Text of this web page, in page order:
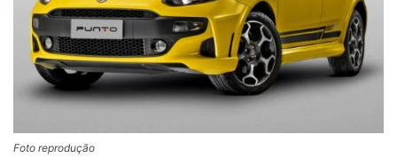
Foto reprodução